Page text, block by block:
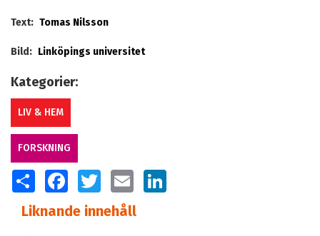
Text: Tomas Nilsson
Bild: Linköpings universitet
Kategorier:
LIV & HEM
FORSKNING
SHARE FACEBOOKTWITTER EMAIL
Liknande innehåll